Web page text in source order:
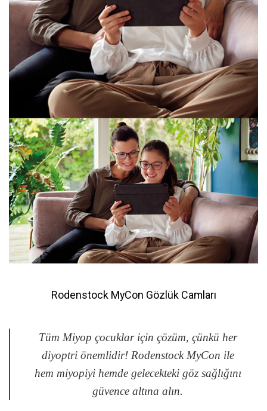
Rodenstock MyCon Gözlük Camları
Tüm Miyop çocuklar için çözüm, çünkü her
diyoptri önemlidir! Rodenstock MyCon ile
hem miyopiyi hemde gelecekteki göz sağlığını
güvence altına alın.